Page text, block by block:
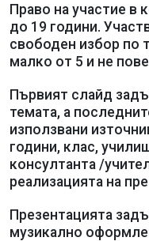
Право на участие в
до 19 години.
свободен избор по
малко от 5 и не
Първият слайд
темата, а
използвани
години, клас,
консултанта /
реализацията на
Презентацията
музикално